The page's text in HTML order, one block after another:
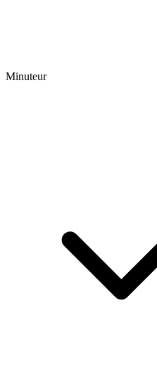
Minuteur